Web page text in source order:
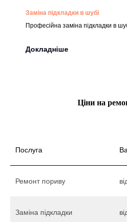
Заміна підкладки в шубі
Професійна заміна підкладки в
Докладніше
Ціни на
Послуга
Ремонт пориву
Заміна підкладки